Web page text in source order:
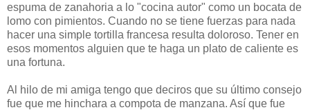
espuma de zanahoria a lo "cocina autor" como un bocata de
lomo con pimientos. Cuando no se tiene fuerzas para nada
hacer una simple tortilla francesa resulta doloroso. Tener en
esos momentos alguien que te haga un plato de caliente es
una fortuna.
Al hilo de mi amiga tengo que deciros que su último consejo
fue que me hinchara a compota de manzana. Así que fue